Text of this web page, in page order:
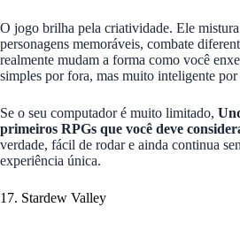
O jogo brilha pela criatividade. Ele
personagens memoráveis, combate
realmente mudam a forma como você
simples por fora, mas muito inteligente por
Se o seu computador é muito limitado,
primeiros RPGs que você deve
verdade, fácil de rodar e ainda continua
experiência única.
17. Stardew Valley